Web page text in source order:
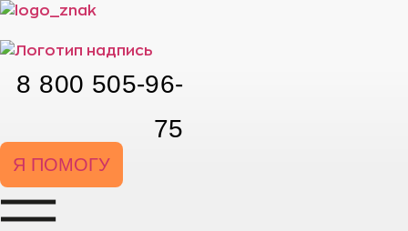
Перейти
содержимому
8 800 505-96-
75
Я ПОМОГУ